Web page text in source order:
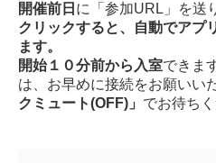
開催前日 に「参加URL」を送
クリックすると、自動でアプ
ます。
開始１０分前から入室できま
は、お早めに接続をお願いい
クミュート(OFF)」 でお待ちく